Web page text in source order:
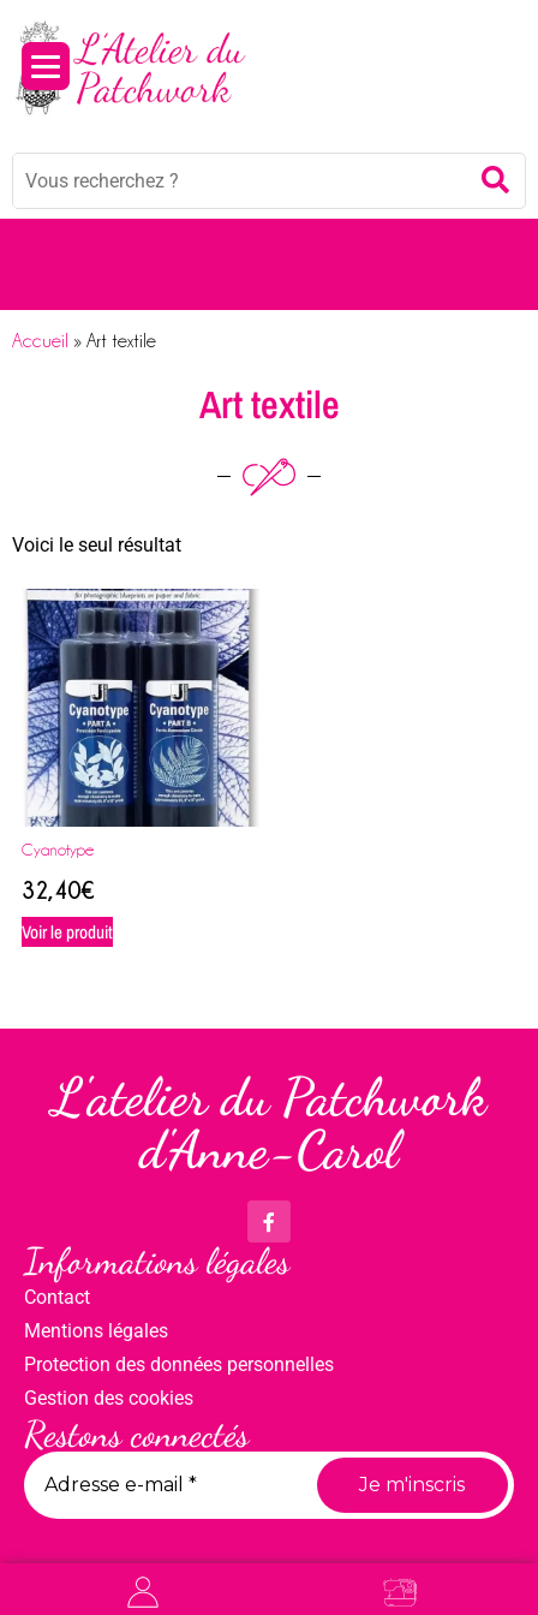
Mots
Accueil » Art textile
Art textile
Voici le seul résultat
Cyanotype
32,40€
Voir le produit
L'atelier du Patchwork
d'Anne-Carol
Informations légales
Contact
Mentions légales
Protection des données personnelles
Gestion des cookies
Restons connectés